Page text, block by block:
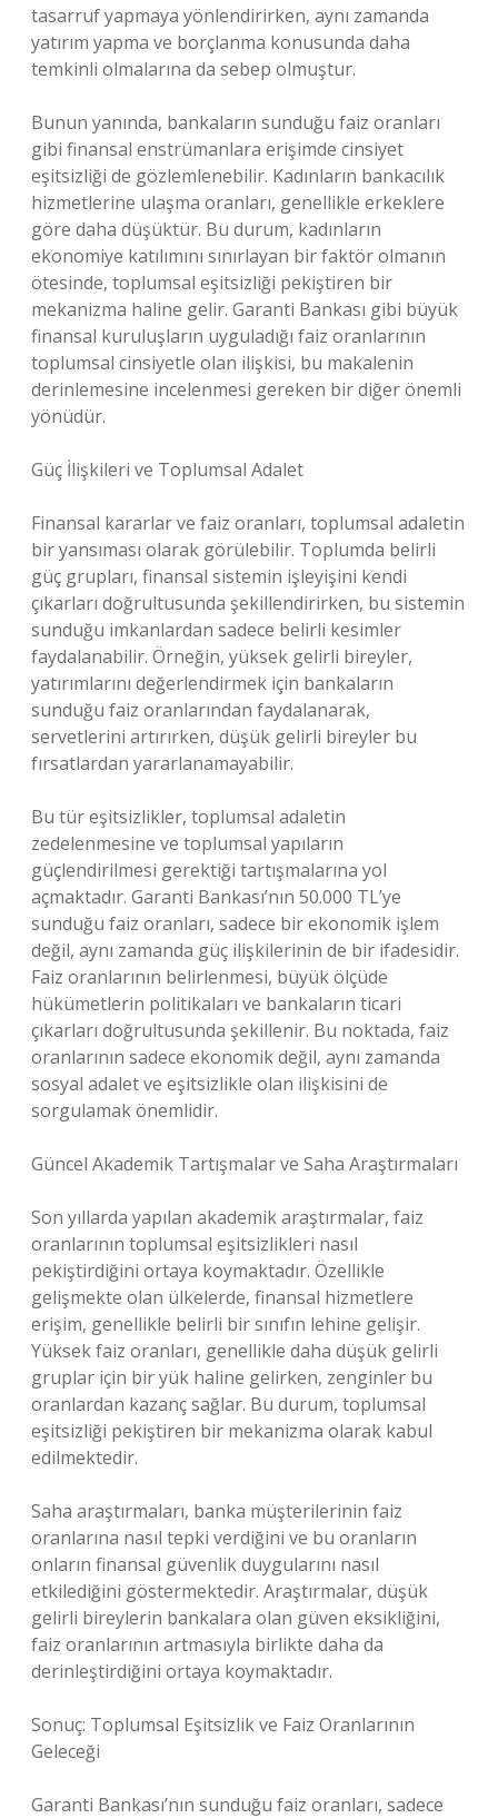
tasarruf yapmaya yönlendirirken, aynı zamanda
yatırım yapma ve borçlanma konusunda daha
temkinli olmalarına da sebep olmuştur.
Bunun yanında, bankaların sunduğu faiz oranları
gibi finansal enstrümanlara erişimde cinsiyet
eşitsizliği de gözlemlenebilir. Kadınların bankacılık
hizmetlerine ulaşma oranları, genellikle erkeklere
göre daha düşüktür. Bu durum, kadınların
ekonomiye katılımını sınırlayan bir faktör olmanın
ötesinde, toplumsal eşitsizliği pekiştiren bir
mekanizma haline gelir. Garanti Bankası gibi büyük
finansal kuruluşların uyguladığı faiz oranlarının
toplumsal cinsiyetle olan ilişkisi, bu makalenin
derinlemesine incelenmesi gereken bir diğer önemli
yönüdür.
Güç İlişkileri ve Toplumsal Adalet
Finansal kararlar ve faiz oranları, toplumsal adaletin
bir yansıması olarak görülebilir. Toplumda belirli
güç grupları, finansal sistemin işleyişini kendi
çıkarları doğrultusunda şekillendirirken, bu sistemin
sunduğu imkanlardan sadece belirli kesimler
faydalanabilir. Örneğin, yüksek gelirli bireyler,
yatırımlarını değerlendirmek için bankaların
sunduğu faiz oranlarından faydalanarak,
servetlerini artırırken, düşük gelirli bireyler bu
fırsatlardan yararlanamayabilir.
Bu tür eşitsizlikler, toplumsal adaletin
zedelenmesine ve toplumsal yapıların
güçlendirilmesi gerektiği tartışmalarına yol
açmaktadır. Garanti Bankası’nın 50.000 TL’ye
sunduğu faiz oranları, sadece bir ekonomik işlem
değil, aynı zamanda güç ilişkilerinin de bir ifadesidir.
Faiz oranlarının belirlenmesi, büyük ölçüde
hükümetlerin politikaları ve bankaların ticari
çıkarları doğrultusunda şekillenir. Bu noktada, faiz
oranlarının sadece ekonomik değil, aynı zamanda
sosyal adalet ve eşitsizlikle olan ilişkisini de
sorgulamak önemlidir.
Güncel Akademik Tartışmalar ve Saha Araştırmaları
Son yıllarda yapılan akademik araştırmalar, faiz
oranlarının toplumsal eşitsizlikleri nasıl
pekiştirdiğini ortaya koymaktadır. Özellikle
gelişmekte olan ülkelerde, finansal hizmetlere
erişim, genellikle belirli bir sınıfın lehine gelişir.
Yüksek faiz oranları, genellikle daha düşük gelirli
gruplar için bir yük haline gelirken, zenginler bu
oranlardan kazanç sağlar. Bu durum, toplumsal
eşitsizliği pekiştiren bir mekanizma olarak kabul
edilmektedir.
Saha araştırmaları, banka müşterilerinin faiz
oranlarına nasıl tepki verdiğini ve bu oranların
onların finansal güvenlik duygularını nasıl
etkilediğini göstermektedir. Araştırmalar, düşük
gelirli bireylerin bankalara olan güven eksikliğini,
faiz oranlarının artmasıyla birlikte daha da
derinleştirdiğini ortaya koymaktadır.
Sonuç: Toplumsal Eşitsizlik ve Faiz Oranlarının
Geleceği
Garanti Bankası’nın sunduğu faiz oranları, sadece